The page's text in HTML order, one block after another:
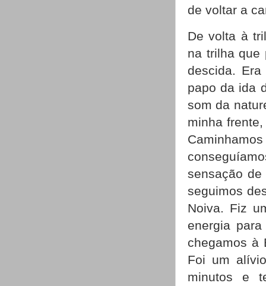
de voltar a
De volta à
na trilha que
descida.
papo da ida
som da
minha
sensação
seguimos
Noiva. Fiz
energia
chegamos à
Foi um
minutos e